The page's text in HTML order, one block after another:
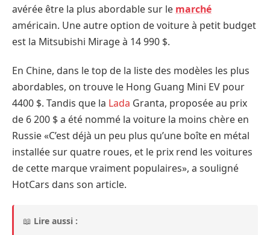
avérée être la plus abordable sur le marché
américain. Une autre option de voiture à petit budget
est la Mitsubishi Mirage à 14 990 $.
En Chine, dans le top de la liste des modèles les plus
abordables, on trouve le Hong Guang Mini EV pour
4400 $. Tandis que la Lada Granta, proposée au prix
de 6 200 $ a été nommé la voiture la moins chère en
Russie «C’est déjà un peu plus qu’une boîte en métal
installée sur quatre roues, et le prix rend les voitures
de cette marque vraiment populaires», a souligné
HotCars dans son article.
📖 Lire aussi :